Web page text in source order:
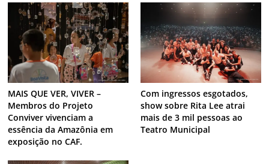
MAIS QUE VER, VIVER –
Membros do Projeto
Conviver vivenciam a
essência da Amazônia em
exposição no CAF.
Com ingressos esgotados,
show sobre Rita Lee atrai
mais de 3 mil pessoas ao
Teatro Municipal